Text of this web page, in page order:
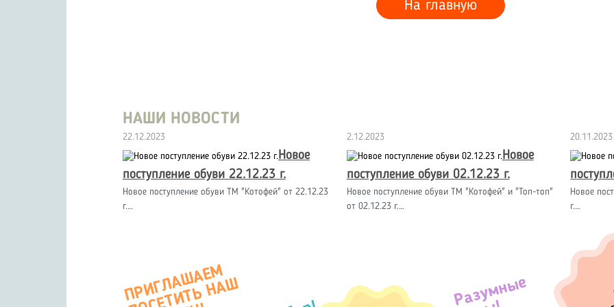
На главную
НАШИ НОВОСТИ
22.12.2023
Новое
поступление обуви 22.12.23 г.
Новое поступление обуви ТМ "Котофей" от 22.12.23
г.…
2.12.2023
Новое
поступление обуви 02.12.23 г.
Новое поступление обуви ТМ "Котофей" и "Топ-топ"
от 02.12.23 г.…
20.11.2023
Новое
г.…
П
Р
И
Г
А
Ш
А
Е
М
О
С
Е
Т
И
Т
Ь
Н
А
М
А
Г
А
З
И Разумные